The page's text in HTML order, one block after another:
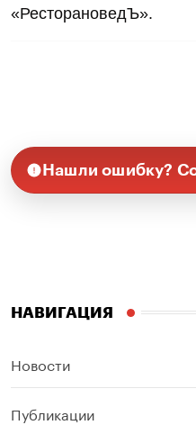
«РесторановедЪ».
Нашли ошибку?
НАВИГАЦИЯ
Новости
Публикации